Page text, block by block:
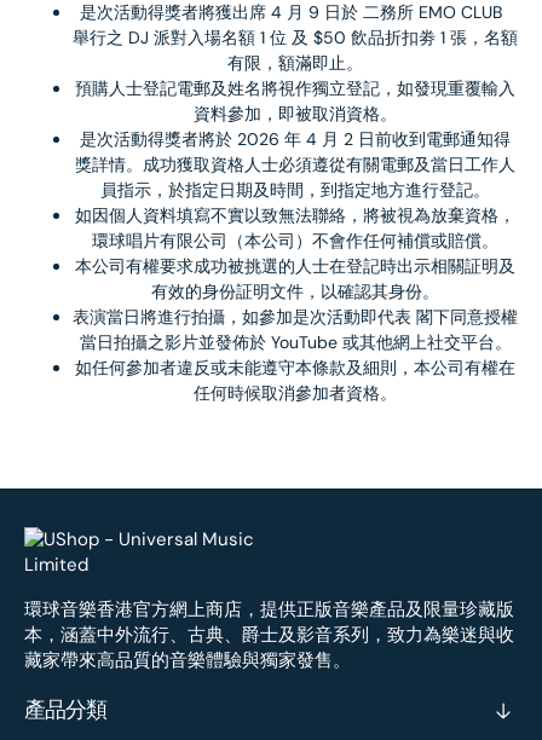
是次活動得獎者將獲出席 4 月 9 日於 二務所 EMO CLUB
舉行之 DJ 派對入場名額 1 位 及 $50 飲品折扣劵 1 張，名額
有限，額滿即止。
預購人士登記電郵及姓名將視作獨立登記，如發現重覆輸入
資料參加，即被取消資格。
是次活動得獎者將於 2026 年 4 月 2 日前收到電郵通知得
獎詳情。成功獲取資格人士必須遵從有關電郵及當日工作人
員指示，於指定日期及時間，到指定地方進行登記。
如因個人資料填寫不實以致無法聯絡，將被視為放棄資格，
環球唱片有限公司（本公司）不會作任何補償或賠償。
本公司有權要求成功被挑選的人士在登記時出示相關証明及
有效的身份証明文件，以確認其身份。
表演當日將進行拍攝，如參加是次活動即代表 閣下同意授權
當日拍攝之影片並發佈於 YouTube 或其他網上社交平台。
如任何參加者違反或未能遵守本條款及細則，本公司有權在
任何時候取消參加者資格。
環球音樂香港官方網上商店，提供正版音樂產品及限量珍藏版
本，涵蓋中外流行、古典、爵士及影音系列，致力為樂迷與收
藏家帶來高品質的音樂體驗與獨家發售。
產品分類